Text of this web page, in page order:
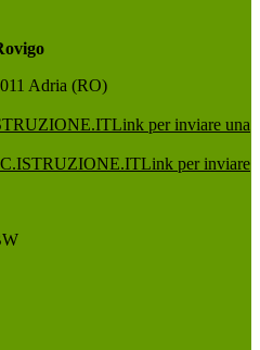
Adria (RO)
Link per inviare una
Link per inviare